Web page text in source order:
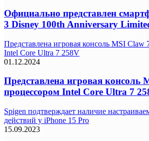
Официально представлен
3 Disney 100th Anniversary
Представлена игровая консоль MSI Claw
Intel Core Ultra 7 258V
01.12.2024
Представлена игровая консоль
процессором Intel Core Ultra 7
Spigen подтверждает наличие
действий у iPhone 15 Pro
15.09.2023